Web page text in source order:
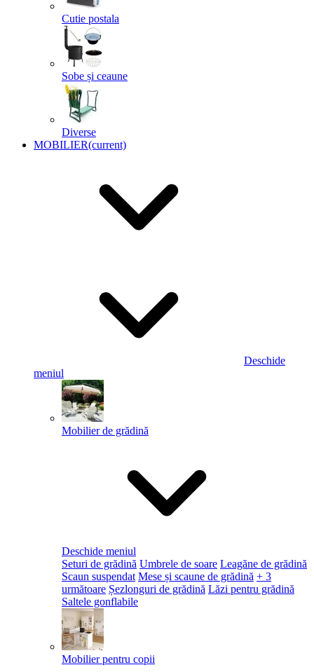
Cutie postala
Sobe și ceaune
Diverse
MOBILIER(current)
Deschide
meniul
Mobilier de grădină
Deschide meniul
Seturi de grădină Umbrele de soare Leagăne de grădină
Scaun suspendat Mese și scaune de grădină + 3
următoare Șezlonguri de grădină Lăzi pentru grădină
Saltele gonflabile
Mobilier pentru copii